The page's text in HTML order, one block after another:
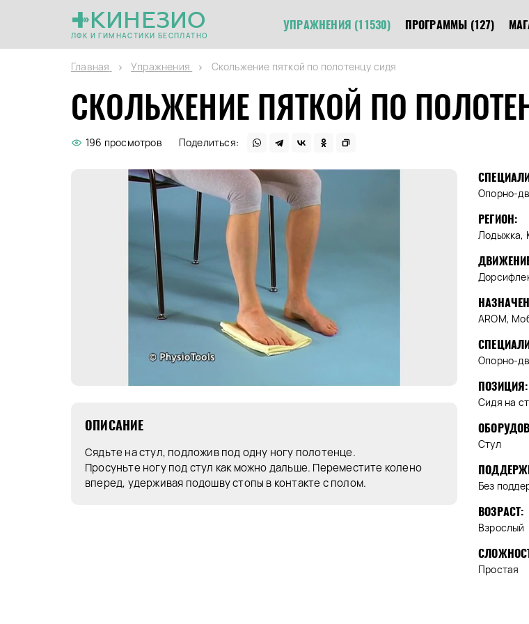
КИНЕЗИО
ЛФК И ГИМНАСТИКИ БЕСПЛАТНО
УПРАЖНЕНИЯ (11530) ПРОГРАММЫ (127)
Главная Упражнения Скольжение пяткой по полотенцу сидя
СКОЛЬЖЕНИЕ ПЯТКОЙ ПО
196 просмотров Поделиться:
ОПИСАНИЕ
Сядьте на стул, подложив под одну ногу полотенце.
Просуньте ногу под стул как можно дальше. Переместите колено
вперед, удерживая подошву стопы в контакте с полом.
Опорно-
РЕГИОН:
Лодыжка,
AROM,
Опорно-
ПОЗИЦИЯ:
Сидя на
Стул
Без
ВОЗРАСТ:
Взрослый
Простая